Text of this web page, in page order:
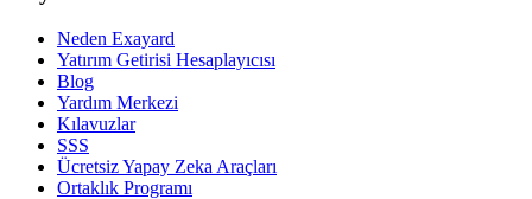
Neden Exayard
Yatırım Getirisi Hesaplayıcısı
Blog
Yardım Merkezi
Kılavuzlar
SSS
Ücretsiz Yapay Zeka Araçları
Ortaklık Programı